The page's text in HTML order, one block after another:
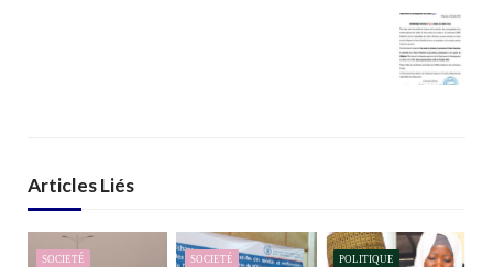
Articles Liés
SOCIETÉ SOCIETÉ POLITIQUE